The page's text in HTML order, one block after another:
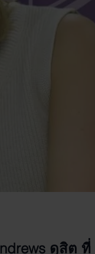
ดุสิต ที่